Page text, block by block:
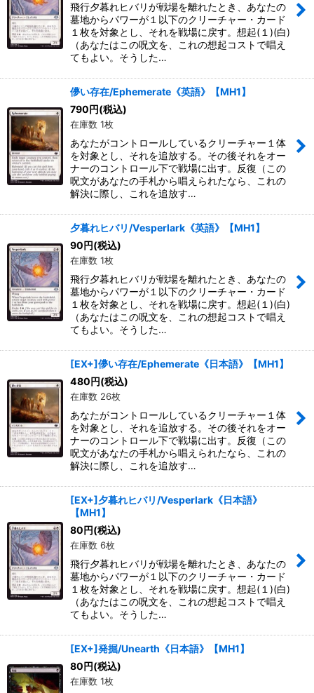
飛行夕暮れヒバリが戦場を離れたとき、あなたの
墓地からパワーが１以下のクリーチャー・カード
１枚を対象とし、それを戦場に戻す。想起(１)(白)
（あなたはこの呪文を、これの想起コストで唱え
てもよい。そうした…
儚い存在/Ephemerate《英語》【MH1】
790円(税込)
在庫数 1枚
あなたがコントロールしているクリーチャー１体
を対象とし、それを追放する。その後それをオー
ナーのコントロール下で戦場に出す。反復（この
呪文があなたの手札から唱えられたなら、これの
解決に際し、これを追放す…
夕暮れヒバリ/Vesperlark《英語》【MH1】
90円(税込)
在庫数 1枚
飛行夕暮れヒバリが戦場を離れたとき、あなたの
墓地からパワーが１以下のクリーチャー・カード
１枚を対象とし、それを戦場に戻す。想起(１)(白)
（あなたはこの呪文を、これの想起コストで唱え
てもよい。そうした…
[EX+]儚い存在/Ephemerate《日本語》【MH1】
480円(税込)
在庫数 26枚
あなたがコントロールしているクリーチャー１体
を対象とし、それを追放する。その後それをオー
ナーのコントロール下で戦場に出す。反復（この
呪文があなたの手札から唱えられたなら、これの
解決に際し、これを追放す…
[EX+]夕暮れヒバリ/Vesperlark《日本語》
【MH1】
80円(税込)
在庫数 6枚
飛行夕暮れヒバリが戦場を離れたとき、あなたの
墓地からパワーが１以下のクリーチャー・カード
１枚を対象とし、それを戦場に戻す。想起(１)(白)
（あなたはこの呪文を、これの想起コストで唱え
てもよい。そうした…
[EX+]発掘/Unearth《日本語》【MH1】
80円(税込)
在庫数 1枚